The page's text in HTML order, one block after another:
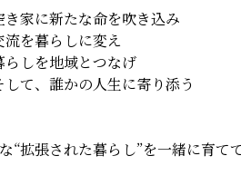
き家に新たな命を吹き込み
流を暮らしに変え
らしを地域とつなげ
して、誰かの人生に寄り添う
“拡張された暮らし”を一緒に育て